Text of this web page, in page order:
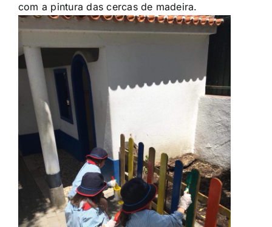
com a pintura das cercas de madeira.